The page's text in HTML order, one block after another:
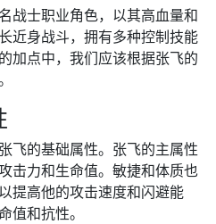
战士职业角色，以其高血量和
近身战斗，拥有多种控制技能
加点中，我们应该根据张飞的
飞的基础属性。张飞的主属性
击力和生命值。敏捷和体质也
提高他的攻击速度和闪避能
值和抗性。